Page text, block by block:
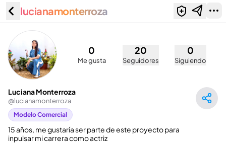
Luciana Monterroza
(@lucianamonterroza)
lucianamonterroza
0
Me gusta
20
Seguidores
0
Siguiendo
Luciana Monterroza
@lucianamonterroza
Modelo Comercial
15 años, me gustaría ser parte de este proyecto para
inpulsar mi carrera como actriz